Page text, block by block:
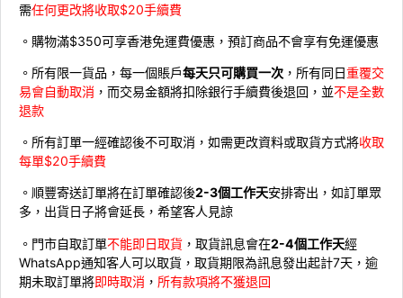
需任何更改將收取$20手續費
。購物滿$350可享香港免運費優惠，預訂商品不會享有免運優惠
。所有限一貨品，每一個賬戶每天只可購買一次 ，所有同日重覆交
易會自動取消 ，而交易金額將扣除銀行手續費後退回，並不是全數
退款
。所有訂單一經確認後不可取消，如需更改資料或取貨方式將收取
每單$20手續費
。順豐寄送訂單將在訂單確認後2-3個工作天安排寄出，如訂單眾
多，出貨日子將會延長，希望客人見諒
。門市自取訂單不能即日取貨 ，取貨訊息會在2-4個工作天經
WhatsApp通知客人可以取貨，取貨期限為訊息發出起計7天，逾
期未取訂單將即時取消 ， 所有款項將不獲退回